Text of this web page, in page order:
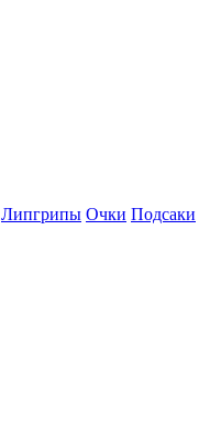
Липгрипы Очки Подсаки